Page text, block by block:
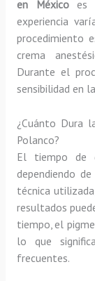
en Méxicoes
experiencia
procedimiento
crema
Durante el
sensibilidad en
¿Cuánto Dura
Polanco?
El tiempo de
dependiendo
técnica
resultados
tiempo, el
lo que
frecuentes.